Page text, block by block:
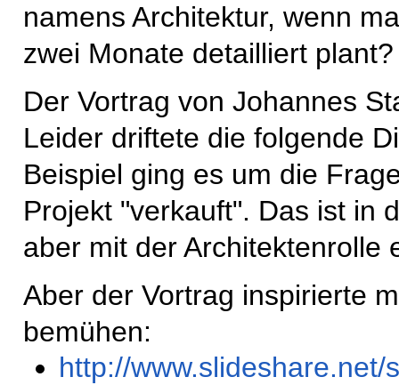
namens Architektur, wenn
zwei Monate detailliert plant?
Der Vortrag von Johannes
Leider driftete die folgende
Beispiel ging es um die
Projekt "verkauft". Das ist in
aber mit der Architektenrolle
Aber der Vortrag inspirierte
bemühen:
http://